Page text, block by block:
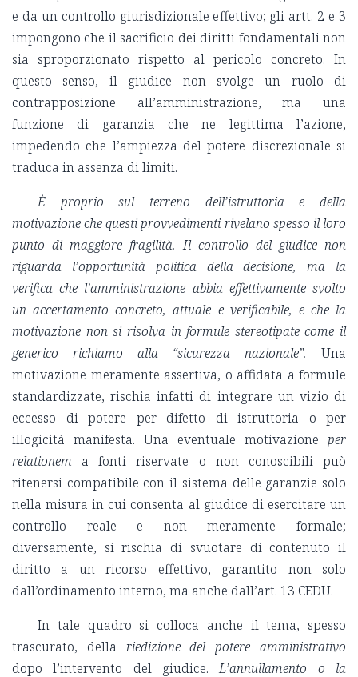
e da un controllo giurisdizionale effettivo; gli artt. 2 e 3
impongono che il sacrificio dei diritti fondamentali non
sia sproporzionato rispetto al pericolo concreto. In
questo senso, il giudice non svolge un ruolo di
contrapposizione all’amministrazione, ma una
funzione di garanzia che ne legittima l’azione,
impedendo che l’ampiezza del potere discrezionale si
traduca in assenza di limiti.
È proprio sul terreno dell’istruttoria e della
motivazione che questi provvedimenti rivelano spesso il loro
punto di maggiore fragilità. Il controllo del giudice non
riguarda l’opportunità politica della decisione, ma la
verifica che l’amministrazione abbia effettivamente svolto
un accertamento concreto, attuale e verificabile, e che la
motivazione non si risolva in formule stereotipate come il
generico richiamo alla “sicurezza nazionale”. Una
motivazione meramente assertiva, o affidata a formule
standardizzate, rischia infatti di integrare un vizio di
eccesso di potere per difetto di istruttoria o per
illogicità manifesta. Una eventuale motivazione per
relationem a fonti riservate o non conoscibili può
ritenersi compatibile con il sistema delle garanzie solo
nella misura in cui consenta al giudice di esercitare un
controllo reale e non meramente formale;
diversamente, si rischia di svuotare di contenuto il
diritto a un ricorso effettivo, garantito non solo
dall’ordinamento interno, ma anche dall’art. 13 CEDU.
In tale quadro si colloca anche il tema, spesso
trascurato, della riedizione del potere amministrativo
dopo l’intervento del giudice.L’annullamento o la